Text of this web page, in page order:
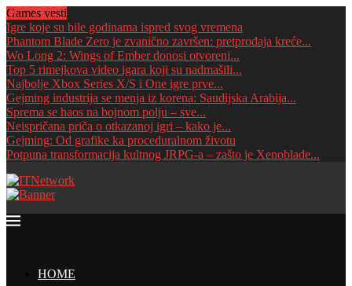
Games vesti
Igre koje su bile godinama ispred svog vremena
Phantom Blade Zero je zvanično završen: pretprodaja kreće...
Wo Long 2: Wings of Ember donosi otvoreni...
Top 5 rimejkova video igara koji su nadmašili...
Najbolje Xbox Series X/S i One igre prve...
Gejming industrija se menja iz korena: Saudijska Arabija...
Sprema se haos na bojnom polju – sve...
Neispričana priča o otkazanoj igri – kako je...
Gejming: Od grafike ka proceduralnom životu
Potpuna transformacija kultnog JRPG-a – zašto je Xenoblade...
HOME